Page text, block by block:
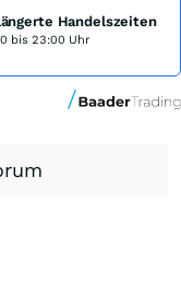
Handelszeiten
bis 23:00 Uhr